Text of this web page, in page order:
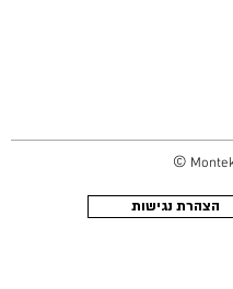
©
הצהרת נגישות